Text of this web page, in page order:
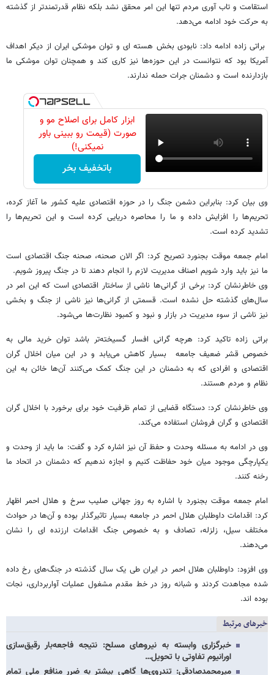
استقامت و تاب آوری مردم تنها این امر محقق نشد بلکه نظام قدرتمندتر از گذشته
به حرکت خود ادامه می‌دهد.
براتی زاده ادامه داد: نابودی بخش هسته ای و توان موشکی ایران از دیکر اهداف
آمریکا بود که نتوانست در این حوزه‌ها نیز کاری کند و همچنان توان موشکی ما
بازدارنده است و دشمنان جرات حمله ندارند.
ابزار کامل برای اصلاح مو و
صورت (قیمت رو ببینی باور
نمیکنی!)
باتخفیف بخر
وی بیان کرد: بنابراین دشمن جنگ را در حوزه اقتصادی علیه کشور ما آغاز کرده،
تحریم‌ها را افزایش داده و ما را محاصره دریایی کرده است و این تحریم‌ها را
تشدید کرده است.
امام‌ جمعه موقت بجنورد تصریح کرد: اگر الان صحنه، صحنه جنگ اقتصادی است
ما نیز باید وارد شویم اصناف مدیریت لازم را انجام دهند تا در جنگ پیروز شویم.
وی خاطرنشان کرد: برخی از گرانی‌ها ناشی از ساختار اقتصادی است که این امر در
سال‌های گذشته حل نشده است. قسمتی از گرانی‌ها نیز ناشی از جنگ و بخشی
نیز ناشی از سوء مدیریت در بازار و نبود و کمبود نظارت‌ها می‌شود.
براتی زاده تاکید کرد: هرچه گرانی افسار گسیخته‌تر باشد توان خرید مالی به
خصوص قشر ضعیف جامعه بسیار کاهش می‌یابد و در این میان اخلال گران
اقتصادی و افرادی که به دشمنان در این جنگ کمک می‌کنند آن‌ها خائن به این
نظام و مردم هستند.
وی خاطرنشان کرد: دستگاه قضایی از تمام ظرفیت خود برای برخورد با اخلال گران
اقتصادی و گران فروشان استفاده می‌کند.
وی در ادامه به مسئله وحدت و حفظ آن نیز اشاره کرد و گفت: ما باید از وحدت و
یکپارچگی موجود میان خود حفاظت کنیم و اجازه ندهیم که دشمنان در اتحاد ما
رخنه کنند.
امام جمعه موقت بجنورد با اشاره به روز جهانی صلیب سرخ و هلال احمر اظهار
کرد: اقدامات داوطلبان هلال احمر در جامعه بسیار تاثیرگذار بوده و آن‌ها در حوادث
مختلف سیل، زلزله، تصادف و به خصوص جنگ اقدامات ارزنده ای را نشان
می‌دهند.
وی افزود: داوطلبان هلال احمر در ایران طی یک سال گذشته در جنگ‌های رخ داده
شده مجاهدت کردند و شبانه روز در خط مقدم مشغول عملیات آواربرداری، نجات
بوده اند.
خبرهای مرتبط
خبرگزاری وابسته به نیروهای مسلح: نتیجه فاجعه‌بار رقیق‌سازی
اورانیوم تفاوتی با تحویل…
میرمحمدصادقی: تندروی‌ها گاهی بیشتر به ضرر منافع ملی تمام